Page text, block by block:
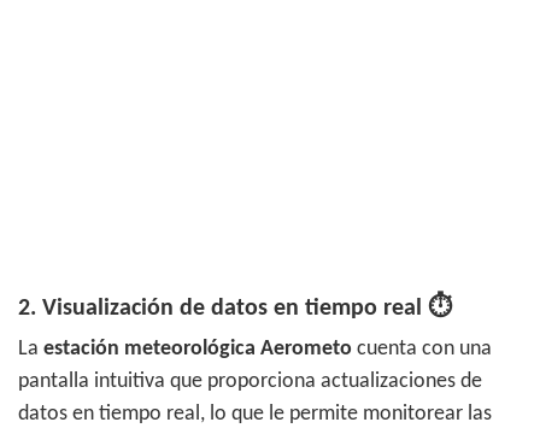
2. Visualización de datos en tiempo real ⏱️
La estación meteorológica Aerometo cuenta con una
pantalla intuitiva que proporciona actualizaciones de
datos en tiempo real, lo que le permite monitorear las